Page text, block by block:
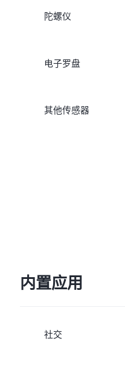
陀螺仪
电子罗盘
其他传感器
内置应用
社交